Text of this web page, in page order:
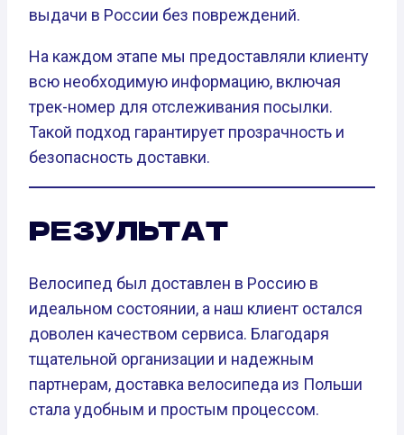
выдачи в России без повреждений.
На каждом этапе мы предоставляли клиенту
всю необходимую информацию, включая
трек-номер для отслеживания посылки.
Такой подход гарантирует прозрачность и
безопасность доставки.
РЕЗУЛЬТАТ
Велосипед был доставлен в Россию в
идеальном состоянии, а наш клиент остался
доволен качеством сервиса. Благодаря
тщательной организации и надежным
партнерам, доставка велосипеда из Польши
стала удобным и простым процессом.